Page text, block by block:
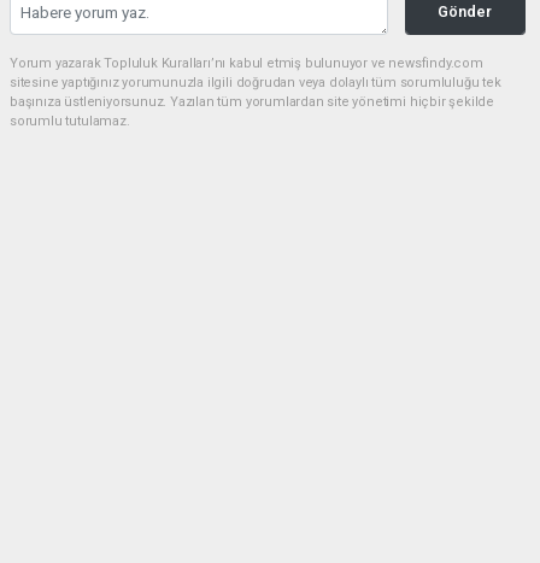
Gönder
Yorum yazarak Topluluk Kuralları’nı kabul etmiş bulunuyor ve newsfindy.com
sitesine yaptığınız yorumunuzla ilgili doğrudan veya dolaylı tüm sorumluluğu tek
başınıza üstleniyorsunuz. Yazılan tüm yorumlardan site yönetimi hiçbir şekilde
sorumlu tutulamaz.